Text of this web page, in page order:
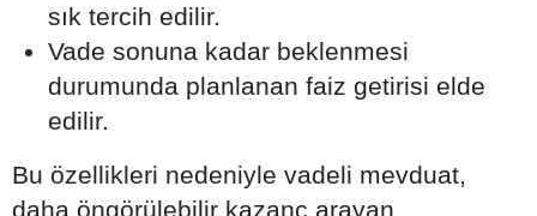
sık tercih edilir.
Vade sonuna kadar beklenmesi
durumunda planlanan faiz getirisi elde
edilir.
Bu özellikleri nedeniyle vadeli mevduat,
daha öngörülebilir kazanç arayan